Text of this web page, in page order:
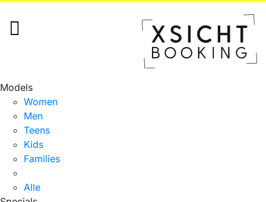
Models
Women
Men
Teens
Kids
Families
Alle